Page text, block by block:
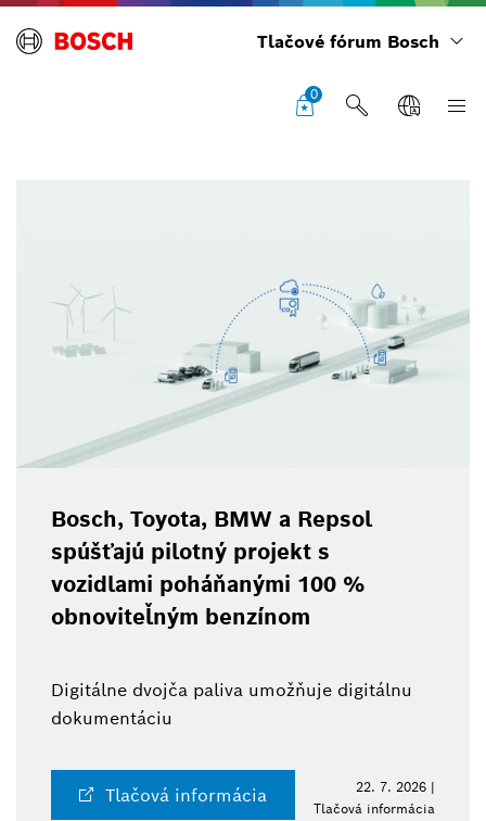
Tlačové fórum Bosch
0
Bosch, Toyota, BMW a Repsol
spúšťajú pilotný projekt s
vozidlami poháňanými 100 %
obnoviteľným benzínom
Digitálne dvojča paliva umožňuje digitálnu
dokumentáciu
Tlačová informácia
22. 7. 2026 |
Tlačová informácia